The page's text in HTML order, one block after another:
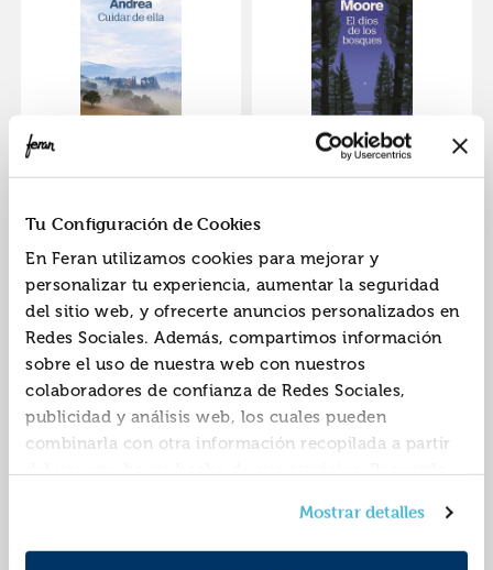
Tu Configuración de Cookies
En Feran utilizamos cookies para mejorar y
personalizar tu experiencia, aumentar la seguridad
del sitio web, y ofrecerte anuncios personalizados en
Redes Sociales. Además, compartimos información
sobre el uso de nuestra web con nuestros
colaboradores de confianza de Redes Sociales,
publicidad y análisis web, los cuales pueden
combinarla con otra información recopilada a partir
del uso que hayas hecho de sus servicios. Recuerda
consentimiento en cualquier momento. Para más
información consulta laPolítica de Cookiesy la
Mostrar detalles
ISBN:
9791387739201
Autor: Andrea, Jean-
baptiste
El dios de los bosques
Autor:Moore, Liz
Los de bilbao nacen